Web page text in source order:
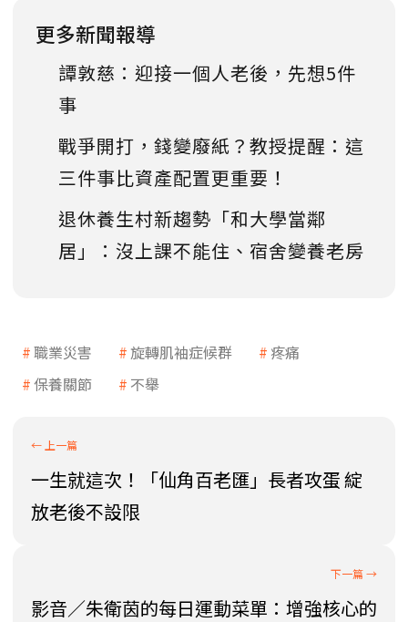
更多新聞報導
譚敦慈：迎接一個人老後，先想5件
事
戰爭開打，錢變廢紙？教授提醒：這
三件事比資產配置更重要！
退休養生村新趨勢「和大學當鄰
居」：沒上課不能住、宿舍變養老房
職業災害 旋轉肌袖症候群
疼痛
保養關節
不舉
一生就這次！「仙角百老匯」長者攻蛋 綻
放老後不設限
影音／朱衛茵的每日運動菜單：增強核心的